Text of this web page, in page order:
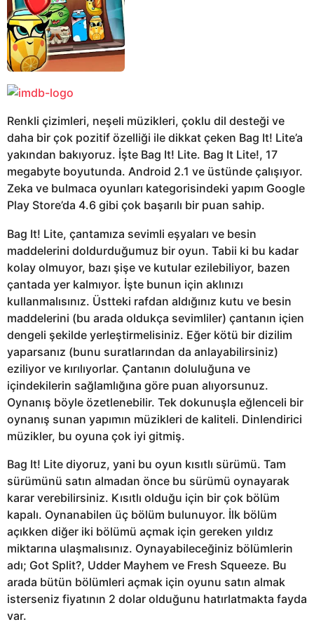
Renkli çizimleri, neşeli müzikleri, çoklu dil desteği ve
daha bir çok pozitif özelliği ile dikkat çeken Bag It! Lite’a
yakından bakıyoruz. İşte Bag It! Lite. Bag It Lite!, 17
megabyte boyutunda. Android 2.1 ve üstünde çalışıyor.
Zeka ve bulmaca oyunları kategorisindeki yapım Google
Play Store’da 4.6 gibi çok başarılı bir puan sahip.
Bag It! Lite, çantamıza sevimli eşyaları ve besin
maddelerini doldurduğumuz bir oyun. Tabii ki bu kadar
kolay olmuyor, bazı şişe ve kutular ezilebiliyor, bazen
çantada yer kalmıyor. İşte bunun için aklınızı
kullanmalısınız. Üstteki rafdan aldığınız kutu ve besin
maddelerini (bu arada oldukça sevimliler) çantanın içien
dengeli şekilde yerleştirmelisiniz. Eğer kötü bir dizilim
yaparsanız (bunu suratlarından da anlayabilirsiniz)
eziliyor ve kırılıyorlar. Çantanın doluluğuna ve
içindekilerin sağlamlığına göre puan alıyorsunuz.
Oynanış böyle özetlenebilir. Tek dokunuşla eğlenceli bir
oynanış sunan yapımın müzikleri de kaliteli. Dinlendirici
müzikler, bu oyuna çok iyi gitmiş.
Bag It! Lite diyoruz, yani bu oyun kısıtlı sürümü. Tam
sürümünü satın almadan önce bu sürümü oynayarak
karar verebilirsiniz. Kısıtlı olduğu için bir çok bölüm
kapalı. Oynanabilen üç bölüm bulunuyor. İlk bölüm
açıkken diğer iki bölümü açmak için gereken yıldız
miktarına ulaşmalısınız. Oynayabileceğiniz bölümlerin
adı; Got Split?, Udder Mayhem ve Fresh Squeeze. Bu
arada bütün bölümleri açmak için oyunu satın almak
isterseniz fiyatının 2 dolar olduğunu hatırlatmakta fayda
var.